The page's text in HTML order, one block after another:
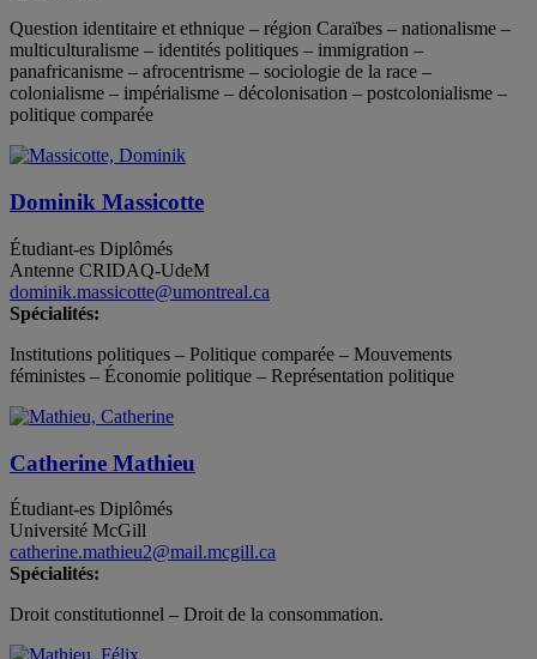
Question identitaire et ethnique – région Caraïbes – nationalisme –
multiculturalisme – identités politiques – immigration –
panafricanisme – afrocentrisme – sociologie de la race –
colonialisme – impérialisme – décolonisation – postcolonialisme –
politique comparée
Dominik Massicotte
Étudiant-es Diplômés
Antenne CRIDAQ-UdeM
dominik.massicotte@umontreal.ca
Spécialités:
Institutions politiques – Politique comparée – Mouvements
féministes – Économie politique – Représentation politique
Catherine Mathieu
Étudiant-es Diplômés
Université McGill
catherine.mathieu2@mail.mcgill.ca
Spécialités:
Droit constitutionnel – Droit de la consommation.